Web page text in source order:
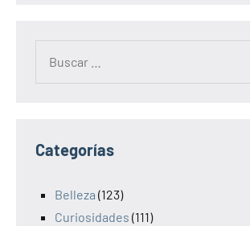
Categorías
Belleza (123)
Curiosidades (111)